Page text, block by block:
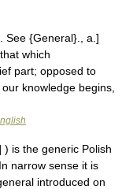
See {General}., a.]
which
part; opposed to
knowledge begins,
is the generic Polish
narrow sense it is
introduced on